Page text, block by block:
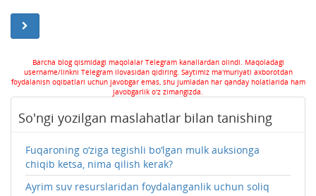
Barcha blog qismidagi maqolalar Telegram kanallardan olindi. Maqoladagi
username/linkni Telegram ilovasidan qidiring. Saytimiz ma'muriyati axborotdan
foydalanish oqibatlari uchun javobgar emas, shu jumladan har qanday holatlarida ham
javobgarlik o'z zimangizda.
So'ngi yozilgan maslahatlar bilan tanishing
Fuqaroning o‘ziga tegishli bo‘lgan mulk auksionga
chiqib ketsa, nima qilish kerak?
Ayrim suv resurslaridan foydalanganlik uchun soliq